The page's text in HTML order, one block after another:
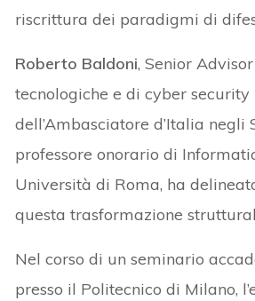
riscrittura dei paradigmi di
Roberto Baldoni, Senior
tecnologiche e di cyber security
dell’Ambasciatore d’Italia negli
professore onorario di
Università di Roma, ha
questa trasformazione
Nel corso di un seminario
presso il Politecnico di Milano,